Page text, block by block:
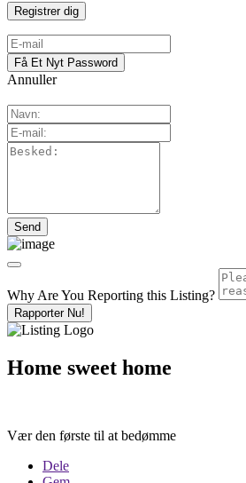
Annuller
Why Are You Reporting this Listing?
Rapporter Nu!
Home sweet home
Vær den første til at bedømme
Dele